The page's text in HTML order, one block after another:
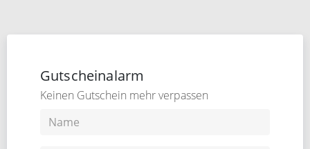
Gutscheinalarm
Keinen Gutschein mehr verpassen